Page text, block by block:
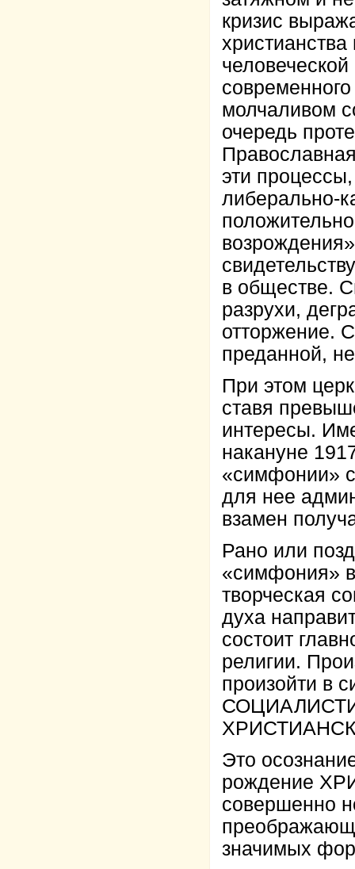
кризис
молчаливом
очередь
эти
либерально-
в обществе.
разрухи,
отторжение.
преданной,
При этом
ставя
интересы.
накануне
«симфонии»
для нее
взамен
Рано или
«симфония»
творческая
духа
состоит
религии.
произойти в
Это
рождение
совершенно
значимых